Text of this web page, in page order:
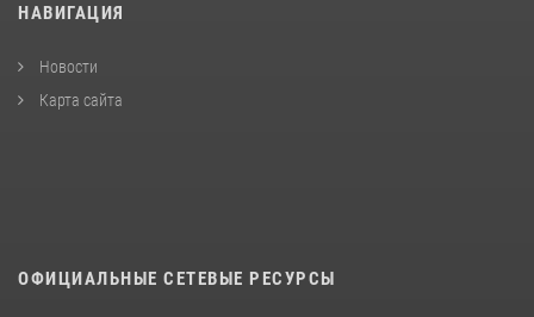
НАВИГАЦИЯ
Новости
Карта сайта
ОФИЦИАЛЬНЫЕ СЕТЕВЫЕ РЕСУРСЫ